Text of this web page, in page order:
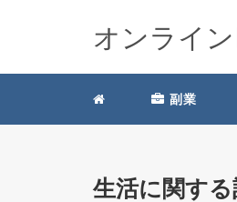
オンライ
副業
生活に関す